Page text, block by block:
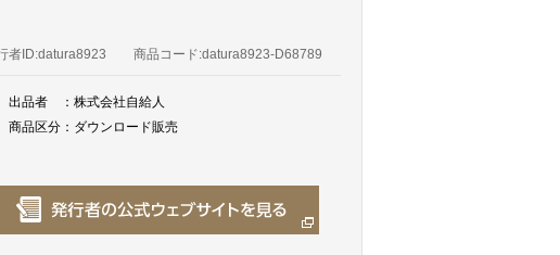
者ID:datura8923 商品コード:datura8923-D68789
出品者 ： 株式会社自給人
商品区分 ： ダウンロード販売